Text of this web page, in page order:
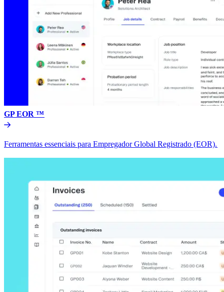
GP EOR ™​​
Ferramentas essenciais para Empregador Global Registrado (EOR).​​